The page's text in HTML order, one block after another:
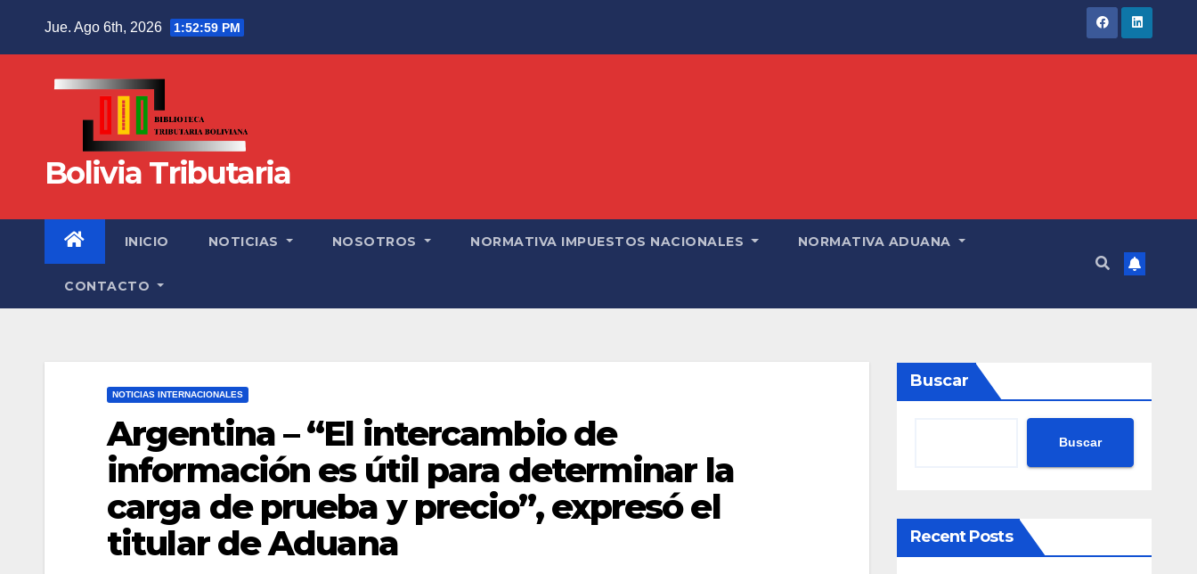
Jue. Ago 6th, 2026 1:53:00 PM
Bolivia Tributaria
INICIO NOTICIAS NOSOTROS NORMATIVA IMPUESTOS NACIONALES NORMATIVA ADUANA
CONTACTO
NOTICIAS INTERNACIONALES
Argentina – “El intercambio de
información es útil para determinar la
carga de prueba y precio”, expresó el
titular de Aduana
Buscar
Buscar
Recent Posts